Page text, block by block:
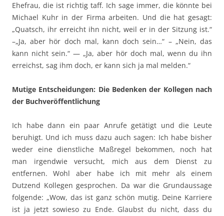
Ehefrau, die ist richtig taff. Ich sage immer, die könnte bei
Michael Kuhr in der Firma arbeiten. Und die hat gesagt:
„Quatsch, ihr erreicht ihn nicht, weil er in der Sitzung ist.“
–„Ja, aber hör doch mal, kann doch sein…“ – „Nein, das
kann nicht sein.“ — „Ja, aber hör doch mal, wenn du ihn
erreichst, sag ihm doch, er kann sich ja mal melden.“
Mutige Entscheidungen: Die Bedenken der Kollegen nach
der Buchveröffentlichung
Ich habe dann ein paar Anrufe getätigt und die Leute
beruhigt. Und ich muss dazu auch sagen: Ich habe bisher
weder eine dienstliche Maßregel bekommen, noch hat
man irgendwie versucht, mich aus dem Dienst zu
entfernen. Wohl aber habe ich mit mehr als einem
Dutzend Kollegen gesprochen. Da war die Grundaussage
folgende: „Wow, das ist ganz schön mutig. Deine Karriere
ist ja jetzt sowieso zu Ende. Glaubst du nicht, dass du